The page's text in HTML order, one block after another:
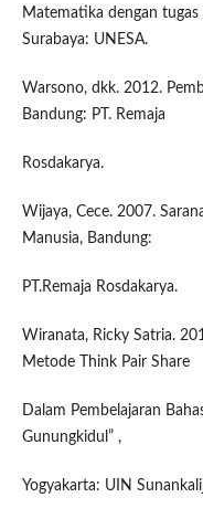
Matematika dengan tugas
Surabaya: UNESA.
Warsono, dkk. 2012.
Bandung: PT. Remaja
Rosdakarya.
Wijaya, Cece. 2007.
Manusia, Bandung:
PT.Remaja Rosdakarya.
Wiranata, Ricky Satria.
Metode Think Pair Share
Dalam Pembelajaran
Gunungkidul” ,
Yogyakarta: UIN